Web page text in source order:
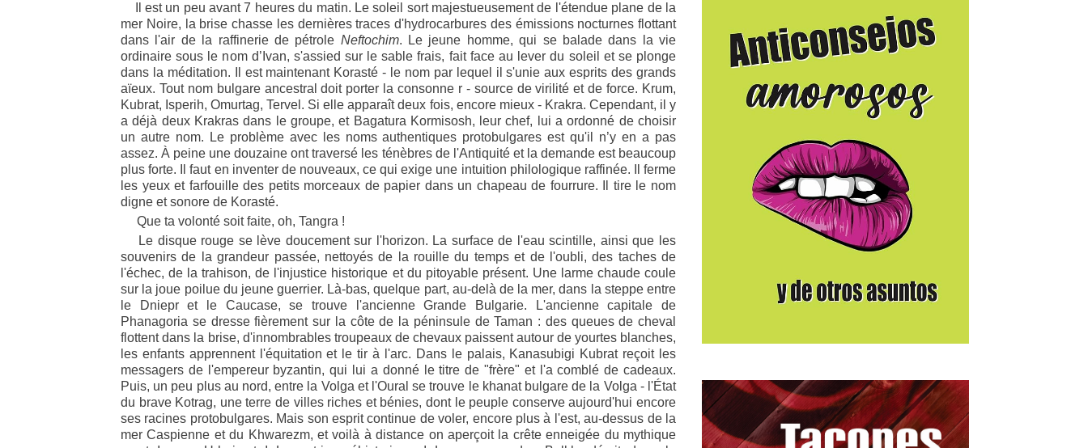
Il est un peu avant 7 heures du matin. Le soleil sort majestueusement de l'étendue plane de la
mer Noire, la brise chasse les dernières traces d'hydrocarbures des émissions nocturnes flottant
dans l'air de la raffinerie de pétrole Neftochim. Le jeune homme, qui se balade dans la vie
ordinaire sous le nom d’Ivan, s'assied sur le sable frais, fait face au lever du soleil et se plonge
dans la méditation. Il est maintenant Korasté - le nom par lequel il s'unie aux esprits des grands
aïeux. Tout nom bulgare ancestral doit porter la consonne r - source de virilité et de force. Krum,
Kubrat, Isperih, Omurtag, Tervel. Si elle apparaît deux fois, encore mieux - Krakra. Cependant, il y
a déjà deux Krakras dans le groupe, et Bagatura Kormisosh, leur chef, lui a ordonné de choisir
un autre nom. Le problème avec les noms authentiques protobulgares est qu'il n’y en a pas
assez. À peine une douzaine ont traversé les ténèbres de l'Antiquité et la demande est beaucoup
plus forte. Il faut en inventer de nouveaux, ce qui exige une intuition philologique raffinée. Il ferme
les yeux et farfouille des petits morceaux de papier dans un chapeau de fourrure. Il tire le nom
digne et sonore de Korasté.
Que ta volonté soit faite, oh, Tangra !
Le disque rouge se lève doucement sur l'horizon. La surface de l'eau scintille, ainsi que les
souvenirs de la grandeur passée, nettoyés de la rouille du temps et de l'oubli, des taches de
l'échec, de la trahison, de l'injustice historique et du pitoyable présent. Une larme chaude coule
sur la joue poilue du jeune guerrier. Là-bas, quelque part, au-delà de la mer, dans la steppe entre
le Dniepr et le Caucase, se trouve l'ancienne Grande Bulgarie. L'ancienne capitale de
Phanagoria se dresse fièrement sur la côte de la péninsule de Taman : des queues de cheval
flottent dans la brise, d'innombrables troupeaux de chevaux paissent autour de yourtes blanches,
les enfants apprennent l'équitation et le tir à l'arc. Dans le palais, Kanasubigi Kubrat reçoit les
messagers de l'empereur byzantin, qui lui a donné le titre de "frère" et l'a comblé de cadeaux.
Puis, un peu plus au nord, entre la Volga et l'Oural se trouve le khanat bulgare de la Volga - l'État
du brave Kotrag, une terre de villes riches et bénies, dont le peuple conserve aujourd'hui encore
ses racines protobulgares. Mais son esprit continue de voler, encore plus à l'est, au-dessus de la
mer Caspienne et du Khwarezm, et voilà à distance on aperçoit la crête enneigée du mythique